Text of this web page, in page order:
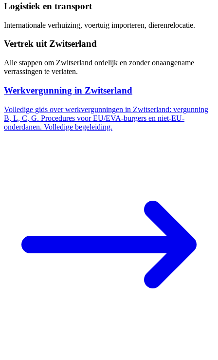
Logistiek en transport
Internationale verhuizing, voertuig importeren, dierenrelocatie.
Vertrek uit Zwitserland
Alle stappen om Zwitserland ordelijk en zonder onaangename
verrassingen te verlaten.
Werkvergunning in Zwitserland
Volledige gids over werkvergunningen in Zwitserland: vergunning
B, L, C, G. Procedures voor EU/EVA-burgers en niet-EU-
onderdanen. Volledige begeleiding.